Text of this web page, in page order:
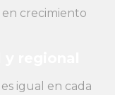
en crecimiento
igual en cada